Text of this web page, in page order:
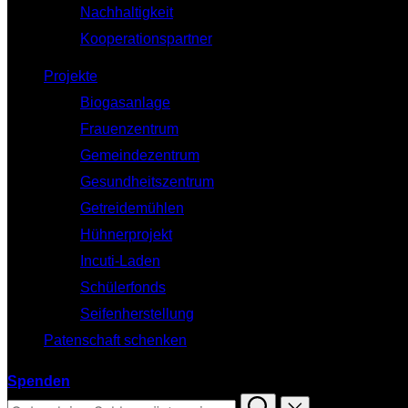
Nachhaltigkeit
Kooperationspartner
Projekte
Biogasanlage
Frauenzentrum
Gemeindezentrum
Gesundheitszentrum
Getreidemühlen
Hühnerprojekt
Incuti-Laden
Schülerfonds
Seifenherstellung
Patenschaft schenken
Spenden